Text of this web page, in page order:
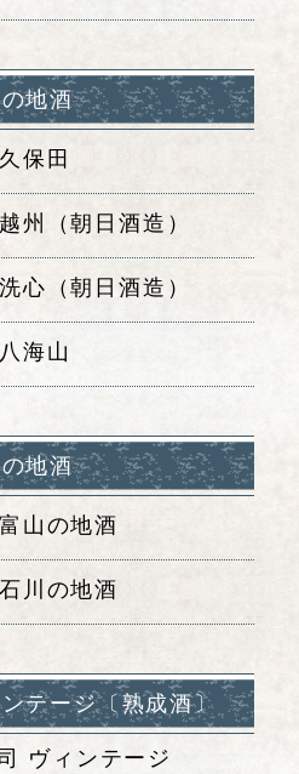
地酒
久保田
越州（朝日酒造）
洗心（朝日酒造）
八海山
地酒
富山の地酒
石川の地酒
テージ〔熟成酒〕
ヴィンテージ